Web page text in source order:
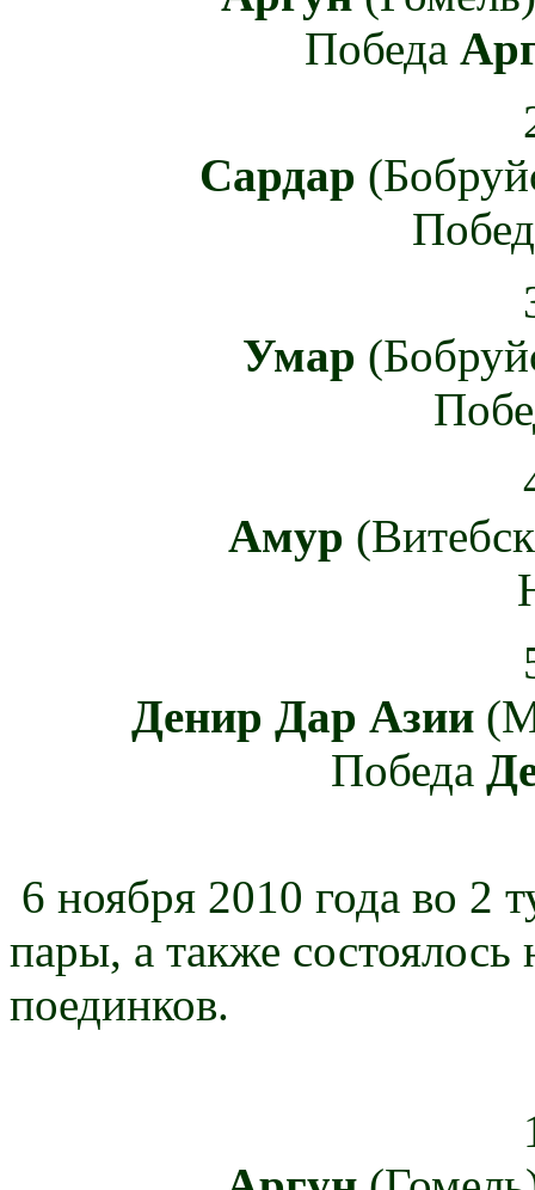
Победа
Сардар
Умар
Амур
Денир Дар Азии
Победа
6 ноября 2010 года во 2
пары, а также
поединков.